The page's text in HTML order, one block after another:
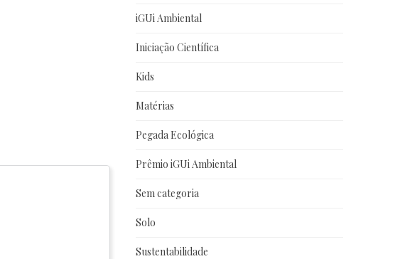
iGUi Ambiental
Iniciação Científica
Kids
Matérias
Pegada Ecológica
Prêmio iGUi Ambiental
Sem categoria
Solo
Sustentabilidade